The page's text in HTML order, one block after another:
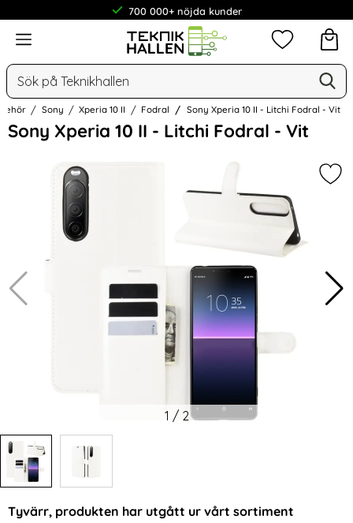
700 000+ nöjda kunder
Meny
Sök
Mina
Sony Xperia 10 II Fodral Sony Xperia 10 II - Litchi Fodral - Vit
Sony Xperia 10 II - Litchi Fodral - Vit
Hoppa
1 / 2
Tyvärr, produkten har utgått ur vårt sortiment